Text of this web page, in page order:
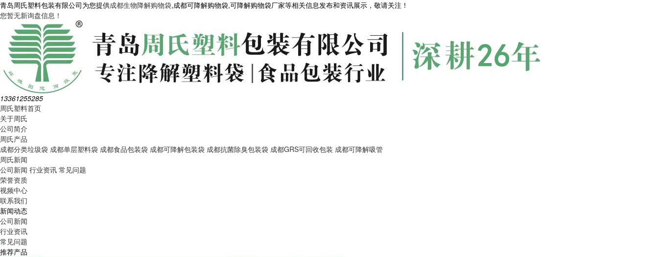
青岛周氏塑料包装有限公司为您提供成都生物降解购物袋,成都可降解购物袋,可降解购物袋厂家等相关信息发布和资讯展示，敬请关注！
您暂无新询盘信息！
13361255285
周氏塑料首页
关于周氏
公司简介
周氏产品
成都分类垃圾袋 成都单层塑料袋 成都食品包装袋 成都可降解包装袋 成都抗菌除臭包装袋 成都GRS可回收包装 成都可降解吸管
周氏新闻
公司新闻 行业资讯 常见问题
荣誉资质
视频中心
联系我们
新闻动态
公司新闻
行业资讯
常见问题
推荐产品